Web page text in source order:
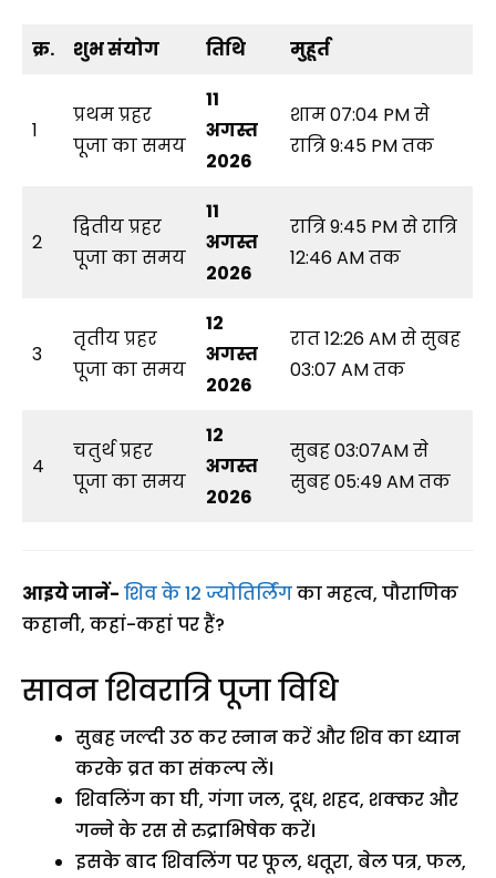
क्र. शुभ संयोग तिथि मुहूर्त
1
प्रथम प्रहर
पूजा का समय
11
अगस्त
2026
शाम 07:04 PM से
रात्रि 9:45 PM तक
2
द्वितीय प्रहर
पूजा का समय
11
अगस्त
2026
रात्रि 9:45 PM से रात्रि
12:46 AM तक
3
तृतीय प्रहर
पूजा का समय
12
अगस्त
2026
रात 12:26 AM से सुबह
03:07 AM तक
4
चतुर्थ प्रहर
पूजा का समय
12
अगस्त
2026
सुबह 03:07AM से
सुबह 05:49 AM तक
आइये जानें- शिव के 12 ज्योतिर्लिंगका महत्व, पौराणिक
कहानी, कहां-कहां पर हैं?
सावन शिवरात्रि पूजा विधि
सुबह जल्दी उठ कर स्नान करें और शिव का ध्यान
करके व्रत का संकल्प लें।
शिवलिंग का घी, गंगा जल, दूध, शहद, शक्कर और
गन्ने के रस से रुद्राभिषेक करें।
इसके बाद शिवलिंग पर फूल, धतूरा, बेल पत्र, फल,